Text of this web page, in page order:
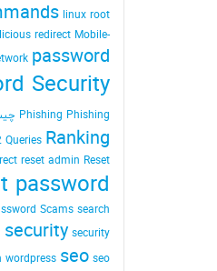
linux root
redirect Mobile-
password
Security
Phishing Phishing چیست
Queries Ranking
reset admin Reset
password
Scams search
security security
wordpress seo seo چیست